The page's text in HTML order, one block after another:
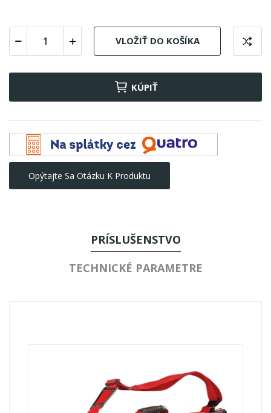
VLOŽIŤ DO KOŠÍKA
KÚPIŤ
Opýtajte Sa Otázku K Produktu
PRÍSLUŠENSTVO
TECHNICKÉ PARAMETRE